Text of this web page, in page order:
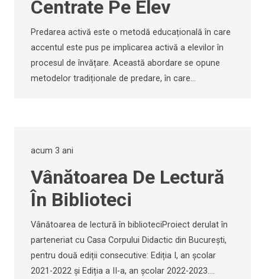
Centrate Pe Elev
Predarea activă este o metodă educațională în care
accentul este pus pe implicarea activă a elevilor în
procesul de învățare. Această abordare se opune
metodelor tradiționale de predare, în care…
acum 3 ani
Vânătoarea De Lectură
În Biblioteci
Vânătoarea de lectură în biblioteciProiect derulat în
parteneriat cu Casa Corpului Didactic din București,
pentru două ediții consecutive: Ediția I, an școlar
2021-2022 și Ediția a II-a, an școlar 2022-2023.…